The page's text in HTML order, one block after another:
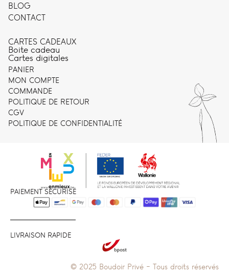
BLOG
CONTACT
CARTES CADEAUX
Boite cadeau
Cartes digitales
PANIER
MON COMPTE
COMMANDE
POLITIQUE DE RETOUR
CGV
POLITIQUE DE CONFIDENTIALITÉ
PAIEMENT SÉCURISÉ
LIVRAISON RAPIDE
© 2025 Boudoir Privé - Tous droits réservés